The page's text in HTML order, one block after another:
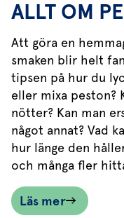
ALLT OM
Att göra en
smaken blir helt
tipsen på hur du
eller mixa peston?
nötter? Kan man
något annat? Vad
hur länge den
och många fler
Läs mer